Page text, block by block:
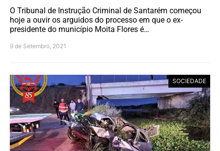
O Tribunal de Instrução Criminal de Santarém começou
hoje a ouvir os arguidos do processo em que o ex-
presidente do município Moita Flores é…
9 de Setembro, 2021
SOCIEDADE